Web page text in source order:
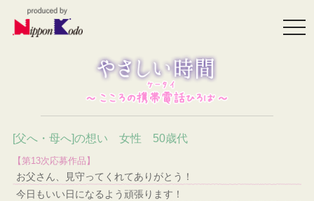
[父へ・母へ]の想い 女性 50歳代
【第13次応募作品】
お父さん、見守ってくれてありがとう！
今日もいい日になるよう頑張ります！